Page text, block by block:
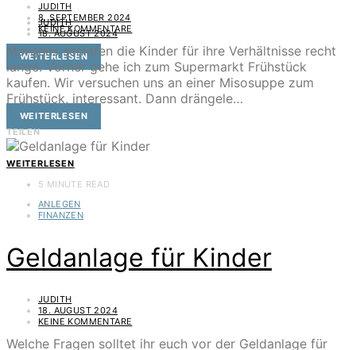
JUDITH
18. AUGUST 2024
WEITERLESEN
JUDITH
8. SEPTEMBER 2024
KEINE KOMMENTARE
Morgens schlafen die Kinder für ihre Verhältnisse recht
lange. Vorher gehe ich zum Supermarkt Frühstück
kaufen. Wir versuchen uns an einer Misosuppe zum
Frühstück, interessant. Dann drängele…
WEITERLESEN
TEILEN
WEITERLESEN
5 MINUTE READ
ANLEGEN
FINANZEN
Geldanlage für Kinder
JUDITH
18. AUGUST 2024
KEINE KOMMENTARE
Welche Fragen solltet ihr euch vor der Geldanlage für